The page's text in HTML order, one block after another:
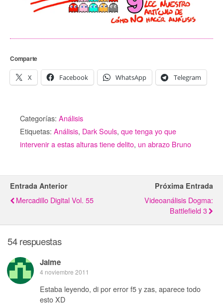
Comparte
X Facebook WhatsApp Telegram
Categorías: Análisis
Etiquetas: Análisis, Dark Souls, que tenga yo que
intervenir a estas alturas tiene delito, un abrazo Bruno
Entrada Anterior
Mercadillo Digital Vol. 55
Próxima Entrada
Videoanálisis Dogma:
Battlefield 3
54 respuestas
Jaime
4 noviembre 2011
Estaba leyendo, di por error f5 y zas, aparece todo
esto XD